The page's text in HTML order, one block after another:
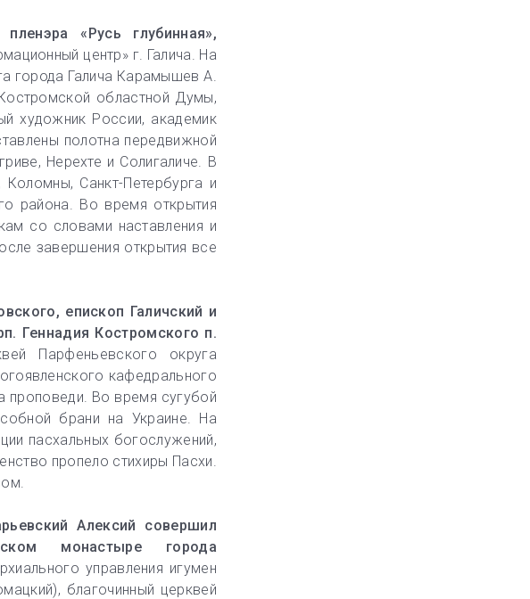
«Русь глубинная»,
центр» г. Галича. На
города Галича Карамышев А.
областной Думы,
художник России, академик
полотна передвижной
Нерехте и Солигаличе. В
Санкт-Петербурга и
района. Во время открытия
со словами наставления и
завершения открытия все
епископ Галичский и
Геннадия Костромского п.
Парфеньевского округа
кафедрального
проповеди. Во время сугубой
брани на Украине. На
пасхальных богослужений,
пропело стихиры Пасхи.
Алексий совершил
монастыре города
управления игумен
благочинный церквей